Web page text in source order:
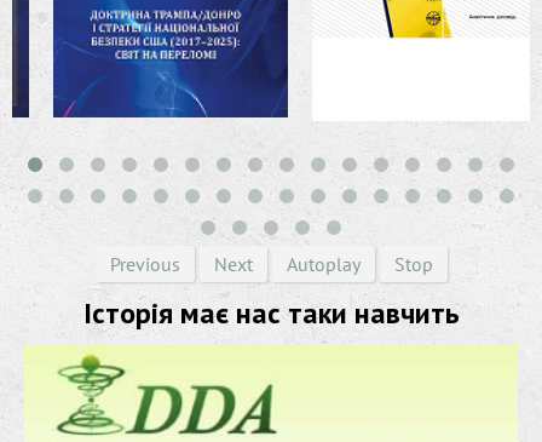
Previous Next Autoplay Stop
Історія має нас таки навчить